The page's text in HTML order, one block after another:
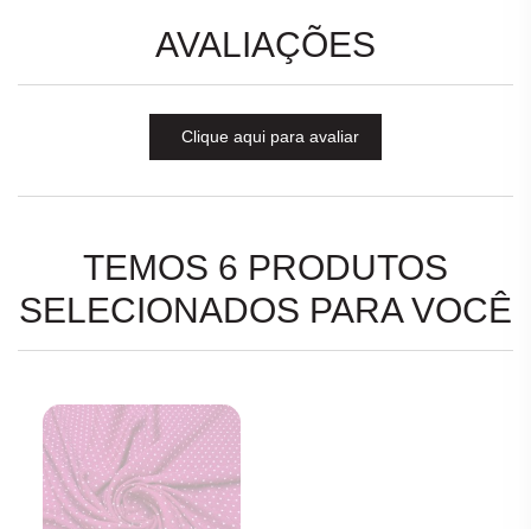
AVALIAÇÕES
Clique aqui para avaliar
TEMOS 6 PRODUTOS
SELECIONADOS PARA VOCÊ